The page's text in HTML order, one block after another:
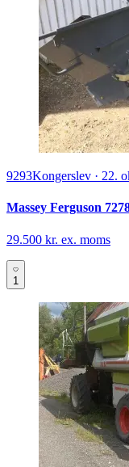
9293Kongerslev · 22.
Massey Ferguson
29.500 kr. ex. moms
1